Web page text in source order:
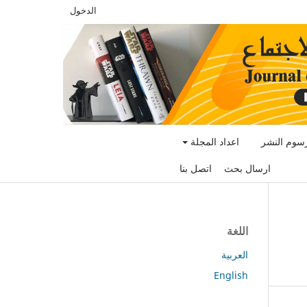
النشر اعداد المجلة
ارسال بحث اتصل بنا
الدخول
اللغة
العربية
English